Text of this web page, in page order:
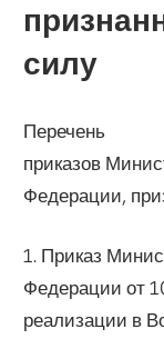
силу
Перечень
приказов
Федерации,
1. Приказ
Федерации от
реализации в